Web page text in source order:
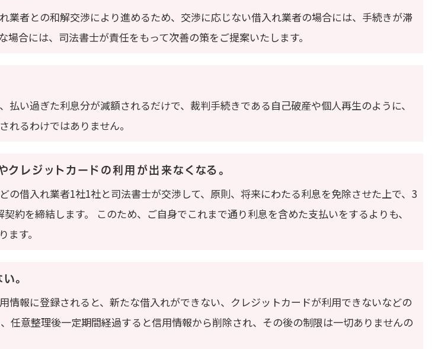
業者との和解交渉により進めるため、交渉に応じない借入れ業者の場合には、手続きが滞
場合には、司法書士が責任をもって次善の策をご提案いたします。
払い過ぎた利息分が減額されるだけで、裁判手続きである自己破産や個人再生のように、
れるわけではありません。
クレジットカードの利用が出来なくなる。
の借入れ業者1社1社と司法書士が交渉して、原則、将来にわたる利息を免除させた上で、3
約を締結します。 このため、ご自身でこれまで通り利息を含めた支払いをするよりも、
す。
。
情報に登録されると、新たな借入れができない、クレジットカードが利用できないなどの
任意整理後一定期間経過すると信用情報から削除され、その後の制限は一切ありませんの